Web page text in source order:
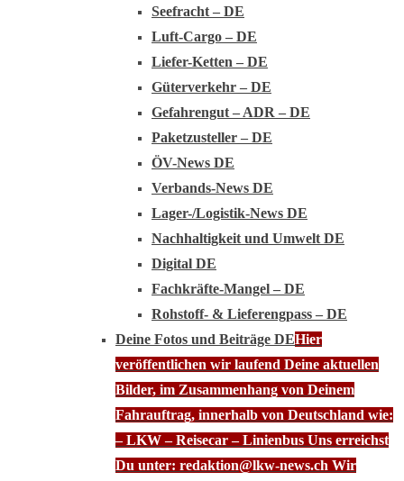
Seefracht – DE
Luft-Cargo – DE
Liefer-Ketten – DE
Güterverkehr – DE
Gefahrengut – ADR – DE
Paketzusteller – DE
ÖV-News DE
Verbands-News DE
Lager-/Logistik-News DE
Nachhaltigkeit und Umwelt DE
Digital DE
Fachkräfte-Mangel – DE
Rohstoff- & Lieferengpass – DE
Deine Fotos und Beiträge DEHier
veröffentlichen wir laufend Deine aktuellen
Bilder, im Zusammenhang von Deinem
Fahrauftrag, innerhalb von Deutschland wie:
– LKW – Reisecar – Linienbus Uns erreichst
Du unter: redaktion@lkw-news.ch Wir